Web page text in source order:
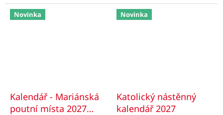
Novinka
Kalendář - Mariánská
poutní místa 2027
Novinka
Katolický nástěnný
kalendář 2027